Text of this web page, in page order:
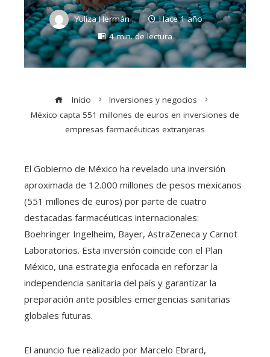
Yuliza Hermán
Hace 1 año
4 min. de lectura
Inicio
Inversiones y negocios
México capta 551 millones de euros en inversiones de
empresas farmacéuticas extranjeras
El Gobierno de México ha revelado una inversión
aproximada de 12.000 millones de pesos mexicanos
(551 millones de euros) por parte de cuatro
destacadas farmacéuticas internacionales:
Boehringer Ingelheim, Bayer, AstraZeneca y Carnot
Laboratorios. Esta inversión coincide con el Plan
México, una estrategia enfocada en reforzar la
independencia sanitaria del país y garantizar la
preparación ante posibles emergencias sanitarias
globales futuras.
El anuncio fue realizado por Marcelo Ebrard,